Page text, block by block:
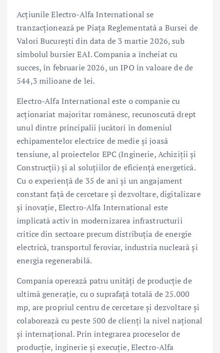
Acțiunile Electro-Alfa International se
tranzacționează pe Piața Reglementată a Bursei de
Valori București din data de 3 martie 2026, sub
simbolul bursier EAI. Compania a încheiat cu
succes, în februarie 2026, un IPO în valoare de de
544,3 milioane de lei.
Electro-Alfa International este o companie cu
acționariat majoritar românesc, recunoscută drept
unul dintre principalii jucători în domeniul
echipamentelor electrice de medie și joasă
tensiune, al proiectelor EPC (Inginerie, Achiziții și
Construcții) și al soluțiilor de eficiență energetică.
Cu o experiență de 35 de ani și un angajament
constant față de cercetare și dezvoltare, digitalizare
și inovație, Electro-Alfa International este
implicată activ în modernizarea infrastructurii
critice din sectoare precum distribuția de energie
electrică, transportul feroviar, industria nucleară și
energia regenerabilă.
Compania operează patru unități de producție de
ultimă generație, cu o suprafață totală de 25.000
mp, are propriul centru de cercetare și dezvoltare și
colaborează cu peste 500 de clienți la nivel național
și internațional. Prin integrarea proceselor de
producție, inginerie și execuție, Electro-Alfa